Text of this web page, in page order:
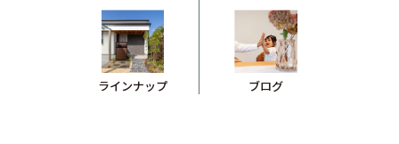
ラインナップ ブログ